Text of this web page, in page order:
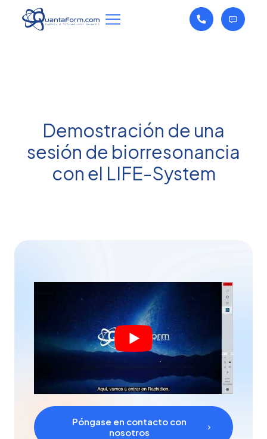
Demostración de una
sesión de biorresonancia
con el LIFE-System
Póngase en contacto con
nosotros